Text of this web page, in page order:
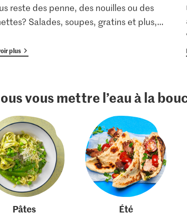
reste des penne, des nouilles ou des
Salades, soupes, gratins et plus,…
plus
vous mettre l’eau à la
Pâtes Été